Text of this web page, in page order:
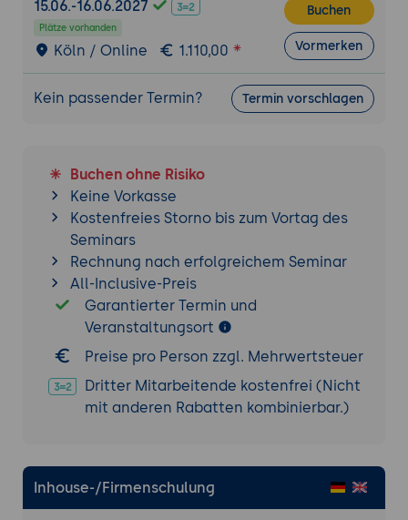
15.06.-16.06.2027
Plätze vorhanden
Köln / Online 1.110,00
Buchen
Vormerken
Kein passender Termin? Termin vorschlagen
Buchen ohne Risiko
Keine Vorkasse
Kostenfreies Storno bis zum Vortag des
Seminars
Rechnung nach erfolgreichem Seminar
All-Inclusive-Preis
Garantierter Termin und
Veranstaltungsort
Preise pro Person zzgl. Mehrwertsteuer
Dritter Mitarbeitende kostenfrei (Nicht
mit anderen Rabatten kombinierbar.)
Inhouse-/Firmenschulung